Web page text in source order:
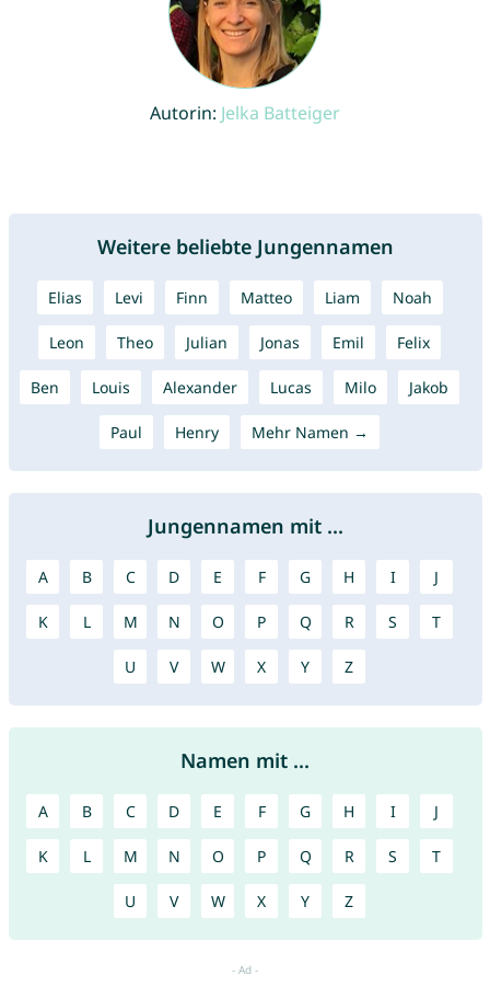
Autorin: Jelka Batteiger
Weitere beliebte Jungennamen
Elias Levi Finn Matteo Liam Noah
Leon Theo Julian Jonas Emil Felix
Ben Louis Alexander Lucas Milo Jakob
Paul Henry Mehr Namen →
Jungennamen mit ...
A B C D E F G H I J
K L M N O P Q R S T
U V W X Y Z
Namen mit ...
A B C D E F G H I J
K L M N O P Q R S T
U V W X Y Z